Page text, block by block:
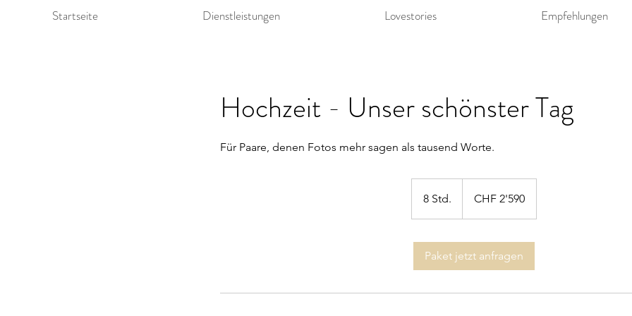
Startseite Dienstleistungen Lovestories Empfehlungen
Hochzeit - Unser schönster Tag
Für Paare, denen Fotos mehr sagen als tausend Worte.
8 Std.
S
d
Franken
CHF 2'590
Paket jetzt anfragen